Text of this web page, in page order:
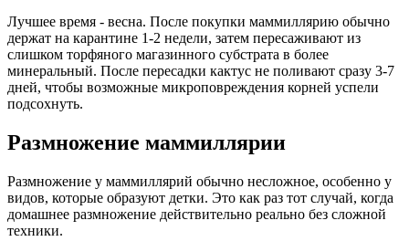
Лучшее время - весна. После покупки маммиллярию обычно
держат на карантине 1-2 недели, затем пересаживают из
слишком торфяного магазинного субстрата в более
минеральный. После пересадки кактус не поливают сразу 3-7
дней, чтобы возможные микроповреждения корней успели
подсохнуть.
Размножение маммиллярии
Размножение у маммиллярий обычно несложное, особенно у
видов, которые образуют детки. Это как раз тот случай, когда
домашнее размножение действительно реально без сложной
техники.